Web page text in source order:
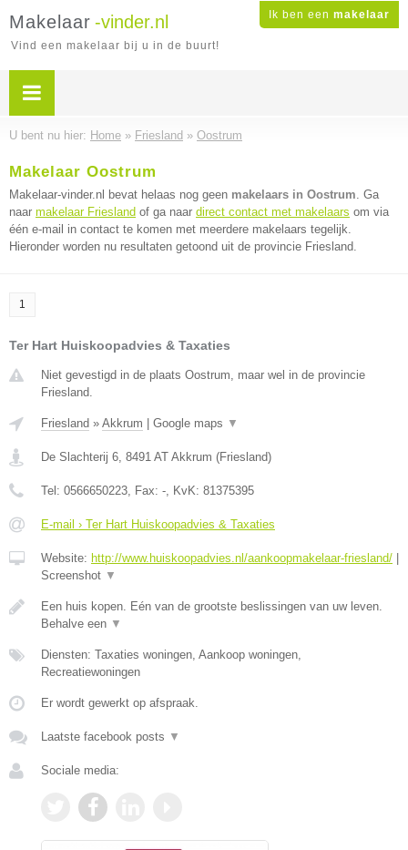
Ik ben een makelaar
Makelaar -vinder.nl
Vind een makelaar bij u in de buurt!
U bent nu hier: Home » Friesland » Oostrum
Makelaar Oostrum
Makelaar-vinder.nl bevat helaas nog geen makelaars in Oostrum. Ga
naar makelaar Friesland of ga naar direct contact met makelaars om via
één e-mail in contact te komen met meerdere makelaars tegelijk.
Hieronder worden nu resultaten getoond uit de provincie Friesland.
1
Ter Hart Huiskoopadvies & Taxaties
Niet gevestigd in de plaats Oostrum, maar wel in de provincie
Friesland.
Friesland » Akkrum Google maps ▼
De Slachterij 6, 8491 AT Akkrum (Friesland)
Tel: 0566650223, Fax: -, KvK: 81375395
E-mail › Ter Hart Huiskoopadvies & Taxaties
Website: http://www.huiskoopadvies.nl/aankoopmakelaar-friesland/
Screenshot ▼
Een huis kopen. Eén van de grootste beslissingen van uw leven.
Behalve een ▼
Diensten: Taxaties woningen, Aankoop woningen,
Recreatiewoningen
Er wordt gewerkt op afspraak.
Laatste facebook posts ▼
Sociale media: